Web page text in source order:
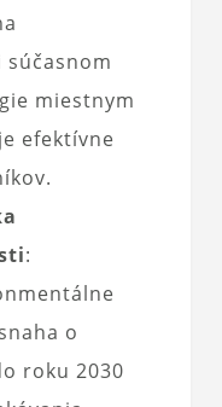
miestnym
efektívne
:
o
roku 2030